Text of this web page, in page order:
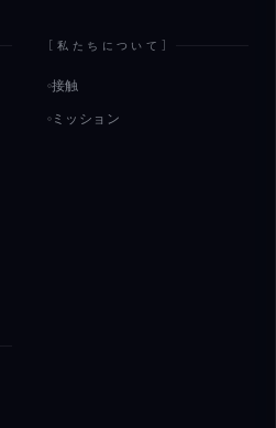
[私たちについて
接触
ミッション